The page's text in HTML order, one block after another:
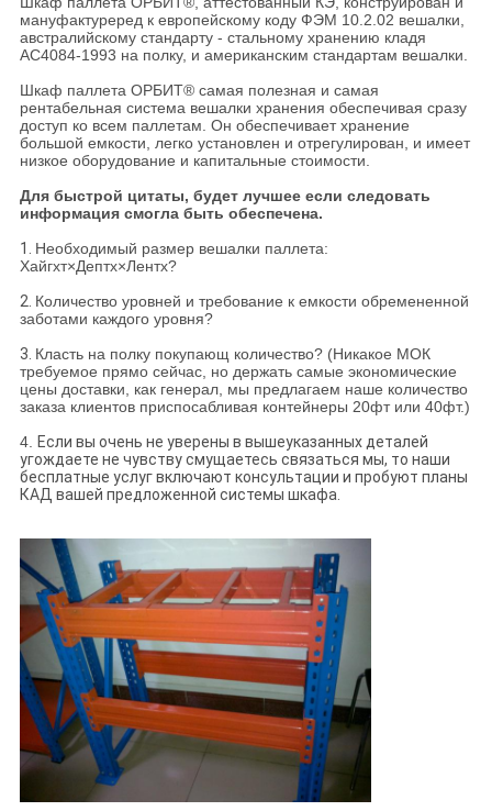
мануфактуреред к европейскому коду ФЭМ 10.2.02 вешалки,
австралийскому стандарту - стальному хранению кладя
АС4084-1993 на полку, и американским стандартам вешалки.
Шкаф паллета ОРБИТ® самая полезная и самая
рентабельная система вешалки хранения обеспечивая сразу
доступ ко всем паллетам. Он обеспечивает хранение
большой емкости, легко установлен и отрегулирован, и имеет
низкое оборудование и капитальные стоимости.
Для быстрой цитаты, будет лучшее если следовать
информация смогла быть обеспечена.
1. Необходимый размер вешалки паллета:
Хайгхт×Дептх×Лентх?
2. Количество уровней и требование к емкости обремененной
заботами каждого уровня?
3. Класть на полку покупающ количество? (Никакое МОК
требуемое прямо сейчас, но держать самые экономические
цены доставки, как генерал, мы предлагаем наше количество
заказа клиентов приспосабливая контейнеры 20фт или 40фт.)
4. Если вы очень не уверены в вышеуказанных деталей
угождаете не чувству смущаетесь связаться мы, то наши
бесплатные услуг включают консультации и пробуют планы
КАД вашей предложенной системы шкафа.